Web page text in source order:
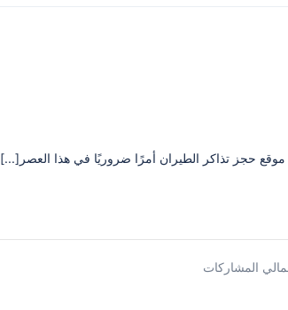
حجز تذاكر الطيران أمرًا ضروريًا في هذا العصر[...]
المشاركات